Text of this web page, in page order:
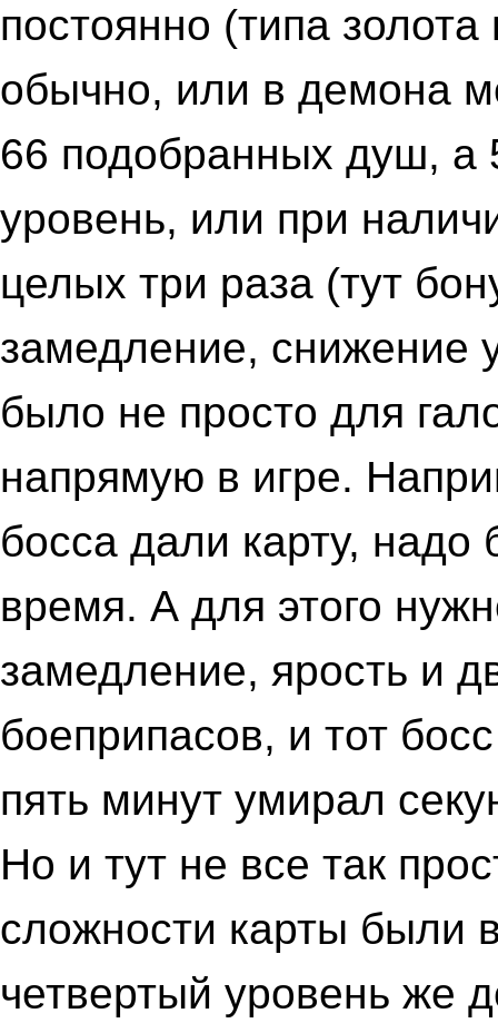
постоянно (типа
обычно, или в демона
66 подобранных душ, а
уровень, или при
целых три раза (тут
замедление, снижение
было не просто для
напрямую в игре.
босса дали карту, надо
время. А для этого
замедление, ярость и
боеприпасов, и тот
пять минут умирал
Но и тут не все так
сложности карты были
четвертый уровень же